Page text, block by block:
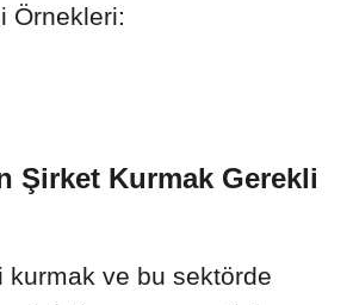
Örnekleri:
Şirket Kurmak Gerekli
kurmak ve bu sektörde